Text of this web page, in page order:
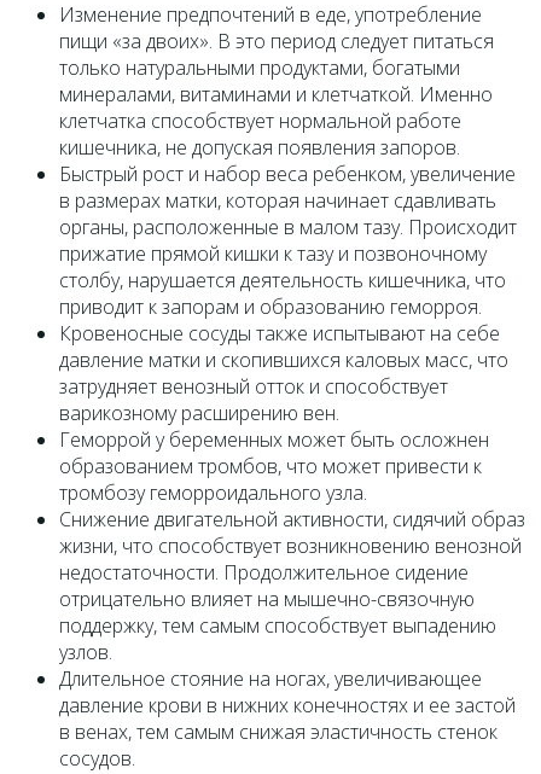
Изменение предпочтений в еде, употребление
пищи «за двоих». В это период следует питаться
только натуральными продуктами, богатыми
минералами, витаминами и клетчаткой. Именно
клетчатка способствует нормальной работе
кишечника, не допуская появления запоров.
Быстрый рост и набор веса ребенком, увеличение
в размерах матки, которая начинает сдавливать
органы, расположенные в малом тазу. Происходит
прижатие прямой кишки к тазу и позвоночному
столбу, нарушается деятельность кишечника, что
приводит к запорам и образованию геморроя.
Кровеносные сосуды также испытывают на себе
давление матки и скопившихся каловых масс, что
затрудняет венозный отток и способствует
варикозному расширению вен.
Геморрой у беременных может быть осложнен
образованием тромбов, что может привести к
тромбозу геморроидального узла.
Снижение двигательной активности, сидячий образ
жизни, что способствует возникновению венозной
недостаточности. Продолжительное сидение
отрицательно влияет на мышечно-связочную
поддержку, тем самым способствует выпадению
узлов.
Длительное стояние на ногах, увеличивающее
давление крови в нижних конечностях и ее застой
в венах, тем самым снижая эластичность стенок
сосудов.